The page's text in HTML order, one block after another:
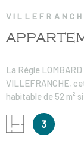
La Régie
VILLEFRANCHE,
habitable de 52 m²
partiellement
avec WC.
3